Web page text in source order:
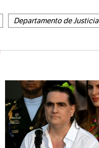
Departamento de Justicia